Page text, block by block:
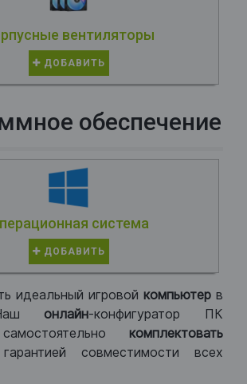
вентиляторы
ДОБАВИТЬ
обеспечение
система
ДОБАВИТЬ
идеальный игровой компьютер в
Нашонлайн-конфигуратор ПК
комплектовать
совместимости всех